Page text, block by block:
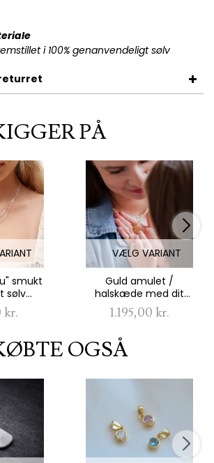
i 100% genanvendeligt sølv
PÅ
smukt
sølv
dine
kr.
VÆLG VARIANT
Guld amulet /
halskæde med dit
eget design
1.195,00 kr.
OGSÅ